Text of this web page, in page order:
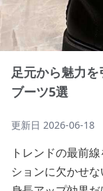
足元から魅力
ブーツ5選
更新日 2026-06-18
トレンドの最前
ションに欠かせ